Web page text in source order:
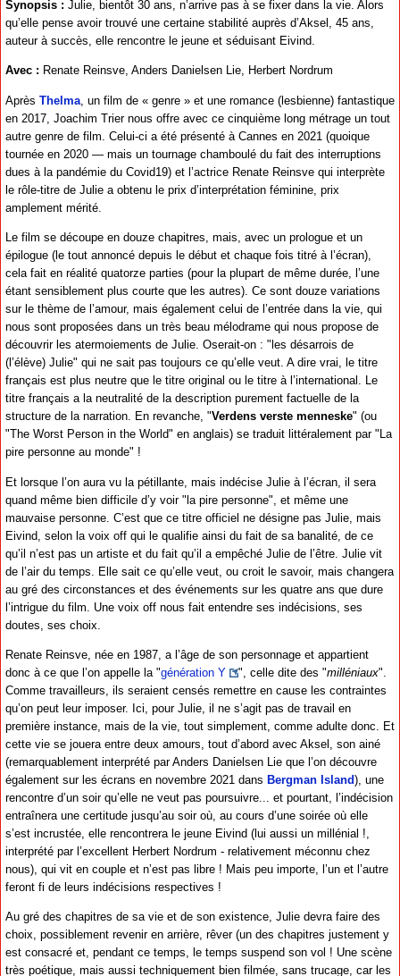
Synopsis : Julie, bientôt 30 ans, n’arrive pas à se fixer dans la vie. Alors
qu’elle pense avoir trouvé une certaine stabilité auprès d’Aksel, 45 ans,
auteur à succès, elle rencontre le jeune et séduisant Eivind.
Avec : Renate Reinsve, Anders Danielsen Lie, Herbert Nordrum
Après Thelma , un film de « genre » et une romance (lesbienne) fantastique
en 2017, Joachim Trier nous offre avec ce cinquième long métrage un tout
autre genre de film. Celui-ci a été présenté à Cannes en 2021 (quoique
tournée en 2020 — mais un tournage chamboulé du fait des interruptions
dues à la pandémie du Covid19) et l’actrice Renate Reinsve qui interprète
le rôle-titre de Julie a obtenu le prix d’interprétation féminine, prix
amplement mérité.
Le film se découpe en douze chapitres, mais, avec un prologue et un
épilogue (le tout annoncé depuis le début et chaque fois titré à l’écran),
cela fait en réalité quatorze parties (pour la plupart de même durée, l’une
étant sensiblement plus courte que les autres). Ce sont douze variations
sur le thème de l’amour, mais également celui de l’entrée dans la vie, qui
nous sont proposées dans un très beau mélodrame qui nous propose de
découvrir les atermoiements de Julie. Oserait-on : "les désarrois de
(l’élève) Julie" qui ne sait pas toujours ce qu’elle veut. A dire vrai, le titre
français est plus neutre que le titre original ou le titre à l’international. Le
titre français a la neutralité de la description purement factuelle de la
structure de la narration. En revanche, "Verdens verste menneske" (ou
"The Worst Person in the World" en anglais) se traduit littéralement par "La
pire personne au monde" !
Et lorsque l’on aura vu la pétillante, mais indécise Julie à l’écran, il sera
quand même bien difficile d’y voir "la pire personne", et même une
mauvaise personne. C’est que ce titre officiel ne désigne pas Julie, mais
Eivind, selon la voix off qui le qualifie ainsi du fait de sa banalité, de ce
qu’il n’est pas un artiste et du fait qu’il a empêché Julie de l’être. Julie vit
de l’air du temps. Elle sait ce qu’elle veut, ou croit le savoir, mais changera
au gré des circonstances et des événements sur les quatre ans que dure
l’intrigue du film. Une voix off nous fait entendre ses indécisions, ses
doutes, ses choix.
Renate Reinsve, née en 1987, a l’âge de son personnage et appartient
donc à ce que l’on appelle la "génération Y ", celle dite des "milléniaux".
Comme travailleurs, ils seraient censés remettre en cause les contraintes
qu’on peut leur imposer. Ici, pour Julie, il ne s’agit pas de travail en
première instance, mais de la vie, tout simplement, comme adulte donc. Et
cette vie se jouera entre deux amours, tout d’abord avec Aksel, son ainé
(remarquablement interprété par Anders Danielsen Lie que l’on découvre
également sur les écrans en novembre 2021 dans Bergman Island), une
rencontre d’un soir qu’elle ne veut pas poursuivre... et pourtant, l’indécision
entraînera une certitude jusqu’au soir où, au cours d’une soirée où elle
s’est incrustée, elle rencontrera le jeune Eivind (lui aussi un millénial !,
interprété par l’excellent Herbert Nordrum - relativement méconnu chez
nous), qui vit en couple et n’est pas libre ! Mais peu importe, l’un et l’autre
feront fi de leurs indécisions respectives !
Au gré des chapitres de sa vie et de son existence, Julie devra faire des
choix, possiblement revenir en arrière, rêver (un des chapitres justement y
est consacré et, pendant ce temps, le temps suspend son vol ! Une scène
très poétique, mais aussi techniquement bien filmée, sans trucage, car les